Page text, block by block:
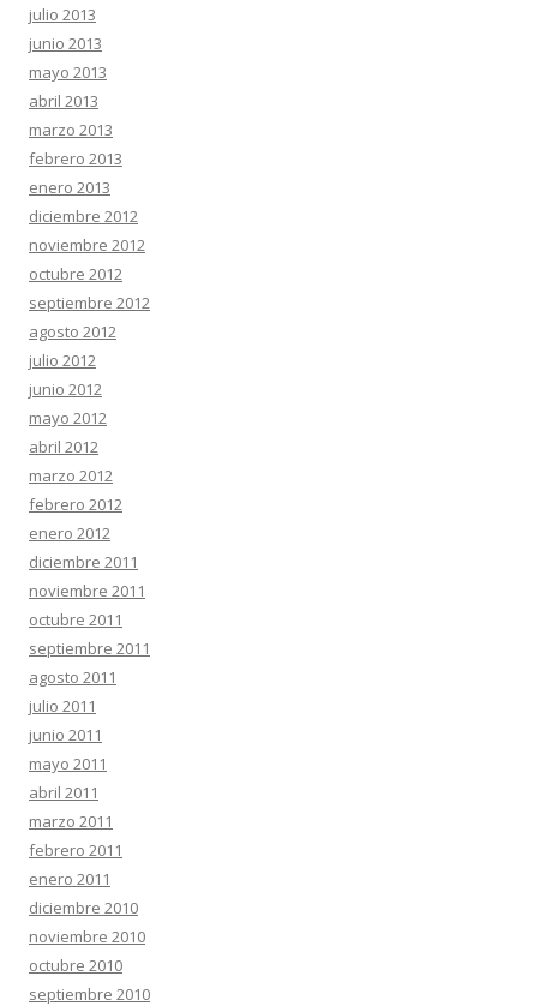
julio 2013
junio 2013
mayo 2013
abril 2013
marzo 2013
febrero 2013
enero 2013
diciembre 2012
noviembre 2012
octubre 2012
septiembre 2012
agosto 2012
julio 2012
junio 2012
mayo 2012
abril 2012
marzo 2012
febrero 2012
enero 2012
diciembre 2011
noviembre 2011
octubre 2011
septiembre 2011
agosto 2011
julio 2011
junio 2011
mayo 2011
abril 2011
marzo 2011
febrero 2011
enero 2011
diciembre 2010
noviembre 2010
octubre 2010
septiembre 2010